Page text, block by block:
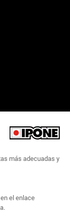
más adecuadas y
el enlace